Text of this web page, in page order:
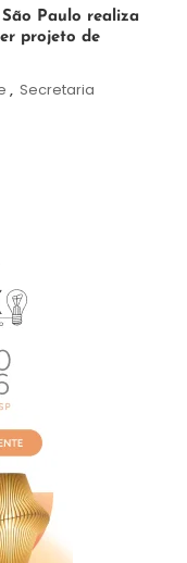
Paulo realiza
projeto de
, Secretaria